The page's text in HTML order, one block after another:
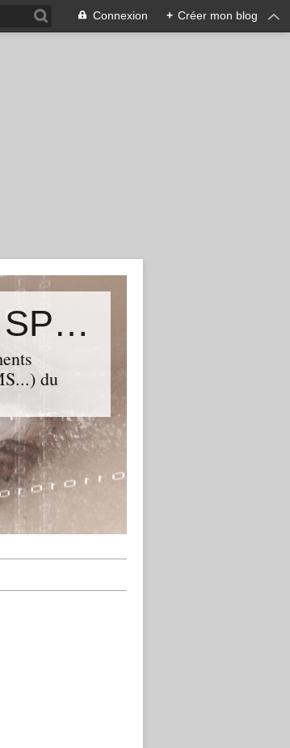
Connexion + Créer mon blog
&quot;Résistances&quot;-Le blog du SPHAB/CGT (56-Guémené-sur-Scorff) et des Syndicats CGT associés des petits établissements sanitaires, sociaux et médico-sociaux du Morbihan qui résistent à la casse
du